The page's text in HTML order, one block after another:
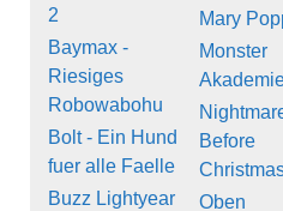
2
Baymax -
Riesiges
Robowabohu
Bolt - Ein Hund
fuer alle Faelle
Buzz Lightyear
Mary
Monster
Before
Oben